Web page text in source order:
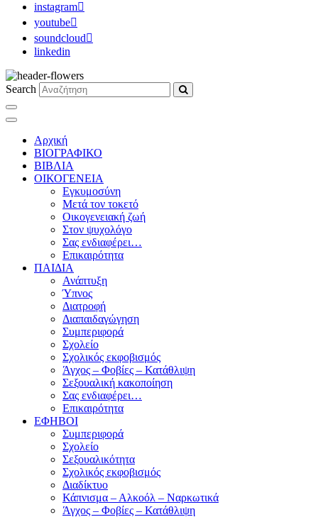
instagram
youtube
soundcloud
linkedin
Search
Αρχική
ΒΙΟΓΡΑΦΙΚΟ
ΒΙΒΛΙΑ
ΟΙΚΟΓΕΝΕΙΑ
Εγκυμοσύνη
Μετά τον τοκετό
Οικογενειακή ζωή
Στον ψυχολόγο
Σας ενδιαφέρει…
Επικαιρότητα
ΠΑΙΔΙΑ
Ανάπτυξη
Ύπνος
Διατροφή
Διαπαιδαγώγηση
Συμπεριφορά
Σχολείο
Σχολικός εκφοβισμός
Άγχος – Φοβίες – Κατάθλιψη
Σεξουαλική κακοποίηση
Σας ενδιαφέρει…
Επικαιρότητα
ΕΦΗΒΟΙ
Συμπεριφορά
Σχολείο
Σεξουαλικότητα
Σχολικός εκφοβισμός
Διαδίκτυο
Κάπνισμα – Αλκοόλ – Ναρκωτικά
Άγχος – Φοβίες – Κατάθλιψη